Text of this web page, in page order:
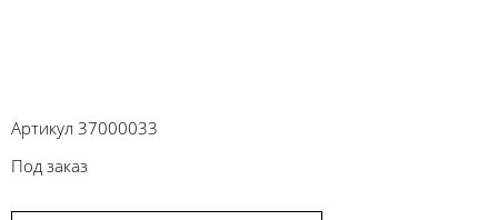
Артикул 37000033
Под заказ